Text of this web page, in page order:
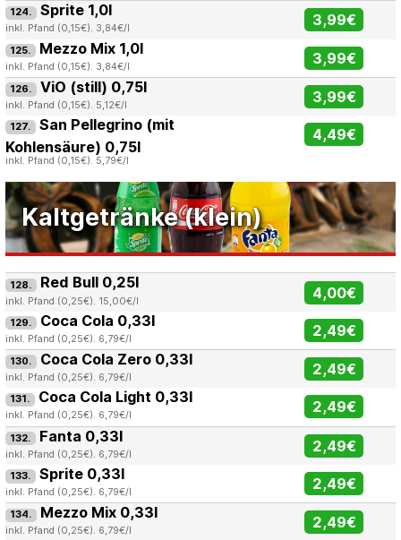
124. Sprite 1,0l
inkl. Pfand (0,15€). 3,84€/l 3,99€
125. Mezzo Mix 1,0l
inkl. Pfand (0,15€). 3,84€/l 3,99€
126. ViO (still) 0,75l
inkl. Pfand (0,15€). 5,12€/l 3,99€
127. San Pellegrino (mit
Kohlensäure) 0,75l
inkl. Pfand (0,15€). 5,79€/l
4,49€
Kaltgetränke (klein)
128. Red Bull 0,25l
inkl. Pfand (0,25€). 15,00€/l 4,00€
129. Coca Cola 0,33l
inkl. Pfand (0,25€). 6,79€/l 2,49€
130. Coca Cola Zero 0,33l
inkl. Pfand (0,25€). 6,79€/l 2,49€
131. Coca Cola Light 0,33l
inkl. Pfand (0,25€). 6,79€/l 2,49€
132. Fanta 0,33l
inkl. Pfand (0,25€). 6,79€/l 2,49€
133. Sprite 0,33l
inkl. Pfand (0,25€). 6,79€/l 2,49€
134. Mezzo Mix 0,33l
inkl. Pfand (0,25€). 6,79€/l 2,49€